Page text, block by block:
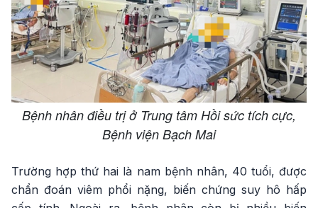
Bệnh nhân điều trị ở Trung tâm Hồi sức tích cực,
Bệnh viện Bạch Mai
Trường hợp thứ hai là nam bệnh nhân, 40 tuổi, được
chẩn đoán viêm phổi nặng, biến chứng suy hô hấp